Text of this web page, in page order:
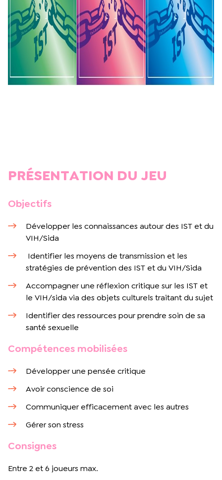
PRÉSENTATION DU JEU
Objectifs
Développer les connaissances autour des IST et du
VIH/Sida
Identifier les moyens de transmission et les
stratégies de prévention des IST et du VIH/Sida
Accompagner une réflexion critique sur les IST et
le VIH/sida via des objets culturels traitant du sujet
Identifier des ressources pour prendre soin de sa
santé sexuelle
Compétences mobilisées
Développer une pensée critique
Avoir conscience de soi
Communiquer efficacement avec les autres
Gérer son stress
Consignes
Entre 2 et 6 joueurs max.